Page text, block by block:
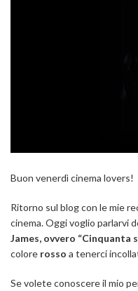
Buon venerdì cinema lovers!
Ritorno sul blog con le mie
cinema. Oggi voglio parlarvi
James, ovvero “Cinquanta
colore rosso a tenerci
Se volete conoscere il mio